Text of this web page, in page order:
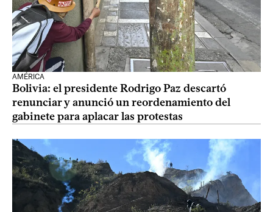
AMÉRICA
Bolivia: el presidente Rodrigo Paz descartó
renunciar y anunció un reordenamiento del
gabinete para aplacar las protestas